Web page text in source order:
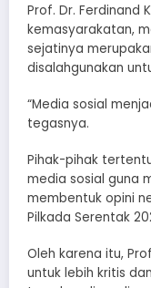
Prof. Dr. Ferdinand
kemasyarakatan,
sejatinya
disalahgunakan
“Media sosial
tegasnya.
Pihak-pihak
media sosial guna
membentuk opini
Pilkada Serentak
Oleh karena itu,
untuk lebih kritis